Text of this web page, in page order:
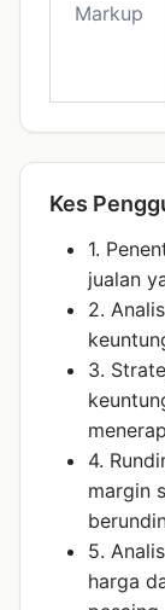
Markup
Kes
1.
jualan
2.
3.
4.
margin
5.
harga